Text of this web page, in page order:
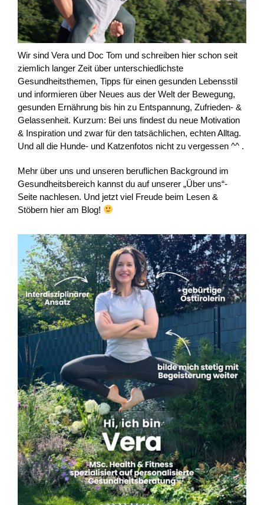
Wir sind Vera und Doc Tom und schreiben hier schon seit
ziemlich langer Zeit über unterschiedlichste
Gesundheitsthemen, Tipps für einen gesunden Lebensstil
und informieren über Neues aus der Welt der Bewegung,
gesunden Ernährung bis hin zu Entspannung, Zufrieden- &
Gelassenheit. Kurzum: Bei uns findest du neue Motivation
& Inspiration und zwar für den tatsächlichen, echten Alltag.
Und all die Hunde- und Katzenfotos nicht zu vergessen ^^ .
Mehr über uns und unseren beruflichen Background im
Gesundheitsbereich kannst du auf unserer „Über uns“-
Seite nachlesen. Und jetzt viel Freude beim Lesen &
Stöbern hier am Blog!